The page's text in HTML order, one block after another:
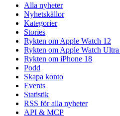
Alla nyheter
Nyhetskällor
Kategorier
Stories
Rykten om Apple Watch 12
Rykten om Apple Watch
Rykten om iPhone 18
Podd
Skapa konto
Events
Statistik
RSS för alla nyheter
API & MCP